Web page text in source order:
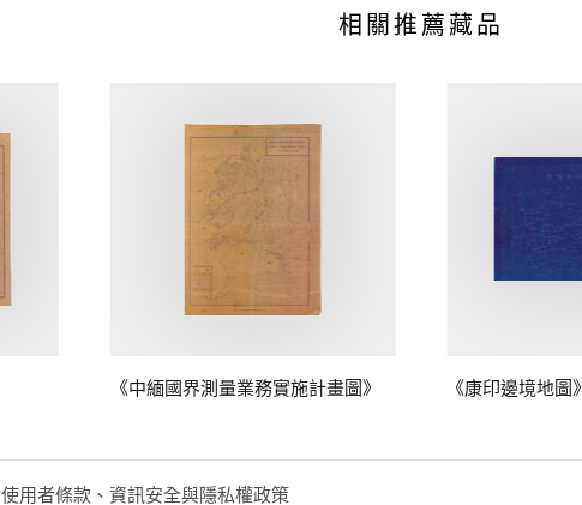
相關推薦藏品
《中緬國界測量業務實施計畫圖》 《康印邊境地圖》
使用者條款、資訊安全與隱私權政策